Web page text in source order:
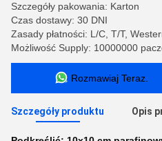
Szczegóły pakowania: Karton
Czas dostawy: 30 DNI
Zasady płatności: L/C, T/T,
Możliwość Supply: 10000000
Rozmawiaj Teraz.
Szczegóły produktu Opis